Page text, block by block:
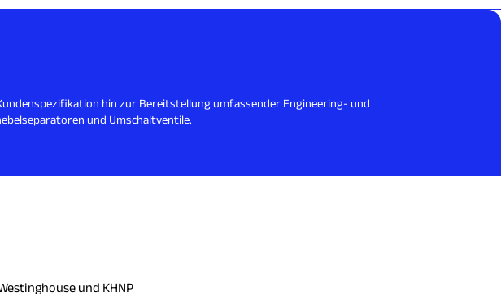
hin zur Bereitstellung umfassender Engineering- und
und Umschaltventile.
und KHNP